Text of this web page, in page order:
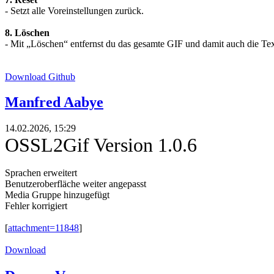
- Setzt alle Voreinstellungen zurück.
8. Löschen
- Mit „Löschen“ entfernst du das gesamte GIF und damit auch die
Download Github
Manfred Aabye
14.02.2026, 15:29
OSSL2Gif Version 1.0.6
Sprachen erweitert
Benutzeroberfläche weiter angepasst
Media Gruppe hinzugefügt
Fehler korrigiert
[attachment=11848]
Download